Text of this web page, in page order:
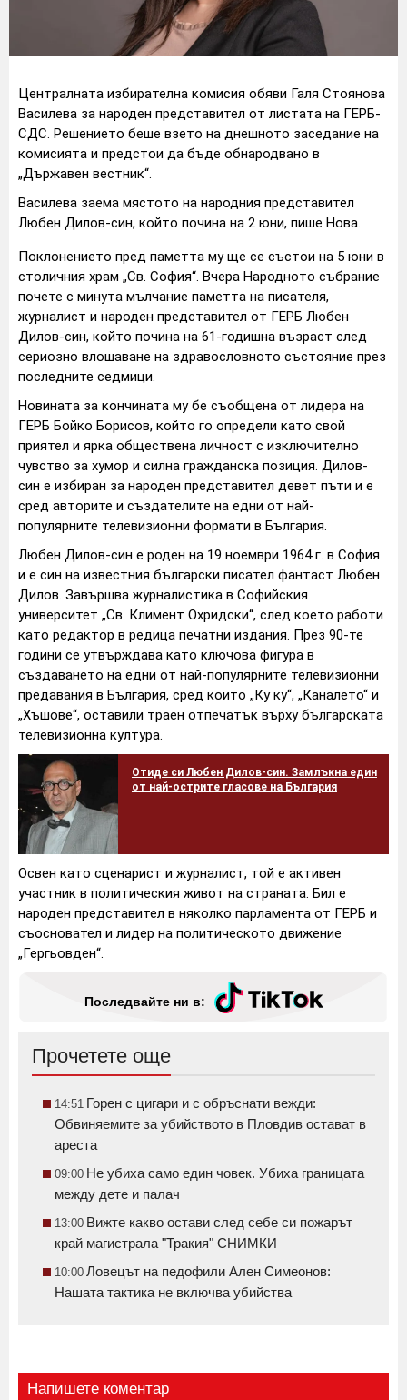
Централната избирателна комисия обяви Галя Стоянова
Василева за народен представител от листата на ГЕРБ-
СДС. Решението беше взето на днешното заседание на
комисията и предстои да бъде обнародвано в
„Държавен вестник“.
Василева заема мястото на народния представител
Любен Дилов-син, който почина на 2 юни, пише Нова.
Поклонението пред паметта му ще се състои на 5 юни в
столичния храм „Св. София“. Вчера Народното събрание
почете с минута мълчание паметта на писателя,
журналист и народен представител от ГЕРБ Любен
Дилов-син, който почина на 61-годишна възраст след
сериозно влошаване на здравословното състояние през
последните седмици.
Новината за кончината му бе съобщена от лидера на
ГЕРБ Бойко Борисов, който го определи като свой
приятел и ярка обществена личност с изключително
чувство за хумор и силна гражданска позиция. Дилов-
син е избиран за народен представител девет пъти и е
сред авторите и създателите на едни от най-
популярните телевизионни формати в България.
Любен Дилов-син е роден на 19 ноември 1964 г. в София
и е син на известния български писател фантаст Любен
Дилов. Завършва журналистика в Софийския
университет „Св. Климент Охридски“, след което работи
като редактор в редица печатни издания. През 90-те
години се утвърждава като ключова фигура в
създаването на едни от най-популярните телевизионни
предавания в България, сред които „Ку ку“, „Каналето“ и
„Хъшове“, оставили траен отпечатък върху българската
телевизионна култура.
Отиде си Любен Дилов-син. Замлъкна един
от най-острите гласове на България
Освен като сценарист и журналист, той е активен
участник в политическия живот на страната. Бил е
народен представител в няколко парламента от ГЕРБ и
съосновател и лидер на политическото движение
„Гергьовден“.
Последвайте ни в:
Прочетете още
14:51 Горен с цигари и с обръснати вежди:
Обвиняемите за убийството в Пловдив остават в
ареста
09:00 Не убиха само един човек. Убиха границата
между дете и палач
13:00 Вижте какво остави след себе си пожарът
край магистрала "Тракия" СНИМКИ
10:00 Ловецът на педофили Ален Симеонов:
Нашата тактика не включва убийства
Напишете коментар